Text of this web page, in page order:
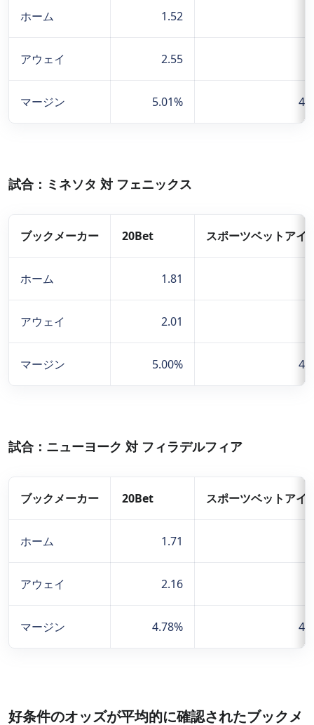
ホーム 1.52
アウェイ 2.55
マージン 5.01%
試合：ミネソタ 対 フェニックス
ブックメーカー 20Bet スポーツベットアイ
ホーム 1.81
アウェイ 2.01
マージン 5.00%
試合：ニューヨーク 対 フィラデルフィア
ブックメーカー 20Bet スポーツベットアイ
ホーム 1.71
アウェイ 2.16
マージン 4.78%
好条件のオッズが平均的に確認されたブックメ